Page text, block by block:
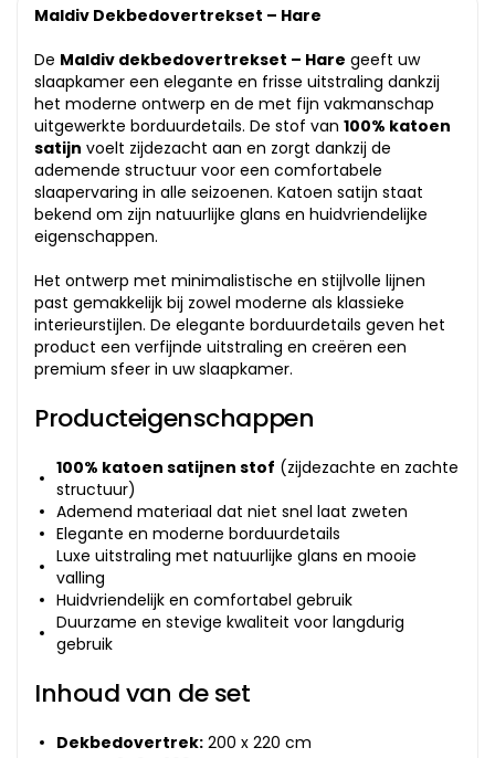
Maldiv Dekbedovertrekset – Hare
De Maldiv dekbedovertrekset – Hare geeft uw
slaapkamer een elegante en frisse uitstraling dankzij
het moderne ontwerp en de met fijn vakmanschap
uitgewerkte borduurdetails. De stof van 100% katoen
satijn voelt zijdezacht aan en zorgt dankzij de
ademende structuur voor een comfortabele
slaapervaring in alle seizoenen. Katoen satijn staat
bekend om zijn natuurlijke glans en huidvriendelijke
eigenschappen.
Het ontwerp met minimalistische en stijlvolle lijnen
past gemakkelijk bij zowel moderne als klassieke
interieurstijlen. De elegante borduurdetails geven het
product een verfijnde uitstraling en creëren een
premium sfeer in uw slaapkamer.
Producteigenschappen
100% katoen satijnen stof (zijdezachte en zachte
structuur)
Ademend materiaal dat niet snel laat zweten
Elegante en moderne borduurdetails
Luxe uitstraling met natuurlijke glans en mooie
valling
Huidvriendelijk en comfortabel gebruik
Duurzame en stevige kwaliteit voor langdurig
gebruik
Inhoud van de set
Dekbedovertrek: 200 x 220 cm